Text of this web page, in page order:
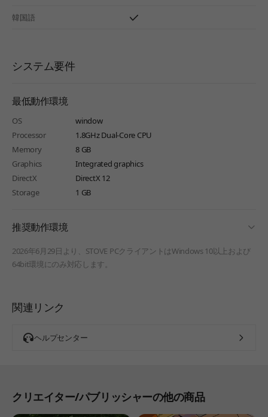
韓国語
システム要件
最低動作環境
OS
window
Processor
1.8GHz Dual-Core CPU
Memory
8 GB
Graphics
Integrated graphics
DirectX
DirectX 12
Storage
1 GB
推奨動作環境
2026年6月29日より、STOVE PCクライアントはWindows 10以上および
64bit環境にのみ対応します。
関連リンク
ヘルプセンター
クリエイター/パブリッシャーの他の商品